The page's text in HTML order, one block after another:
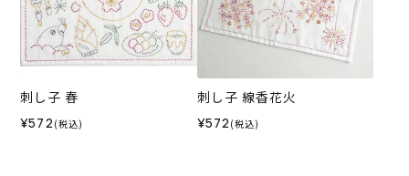
刺し子 春
¥572 (税込)
刺し子 線香花火
¥572 (税込)